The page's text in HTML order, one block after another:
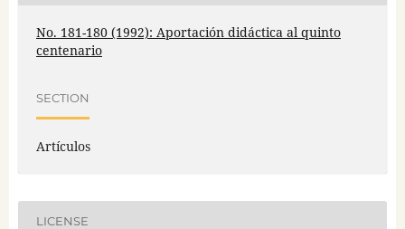
No. 181-180 (1992): Aportación didáctica al quinto
centenario
SECTION
Artículos
LICENSE